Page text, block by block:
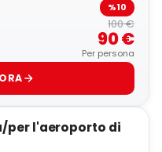
%10
100 €
90 €
Per persona
5
per l'aeroporto di